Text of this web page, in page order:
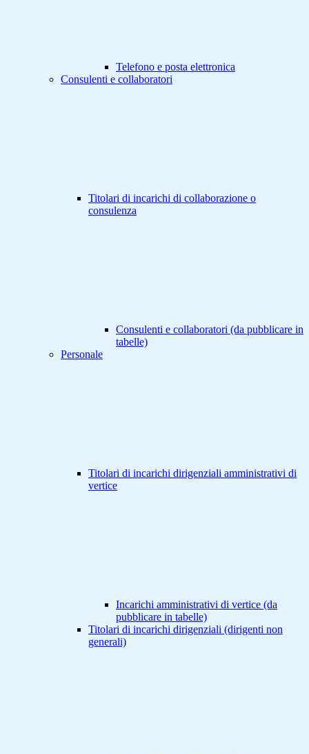
Telefono e posta elettronica
Consulenti e collaboratori
Titolari di incarichi di collaborazione o
consulenza
Consulenti e collaboratori (da pubblicare in
tabelle)
Personale
Titolari di incarichi dirigenziali amministrativi di
vertice
Incarichi amministrativi di vertice (da
pubblicare in tabelle)
Titolari di incarichi dirigenziali (dirigenti non
generali)